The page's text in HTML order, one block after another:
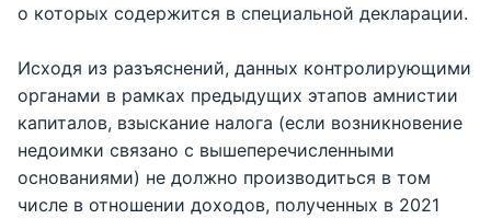
о которых содержится в специальной декларации.
Исходя из разъяснений, данных контролирующими
органами в рамках предыдущих этапов амнистии
капиталов, взыскание налога (если возникновение
недоимки связано с вышеперечисленными
основаниями) не должно производиться в том
числе в отношении доходов, полученных в 2021